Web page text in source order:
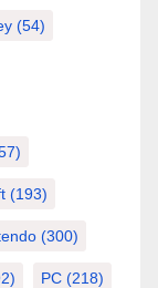
(54)
(193)
(300)
PC (218)